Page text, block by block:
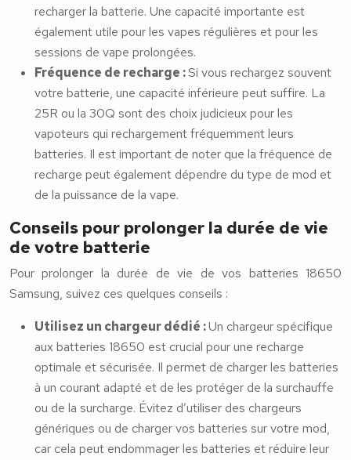
recharger la batterie. Une capacité importante est
également utile pour les vapes régulières et pour les
sessions de vape prolongées.
Fréquence de recharge :Si vous rechargez souvent
votre batterie, une capacité inférieure peut suffire. La
25R ou la 30Q sont des choix judicieux pour les
vapoteurs qui rechargement fréquemment leurs
batteries. Il est important de noter que la fréquence de
recharge peut également dépendre du type de mod et
de la puissance de la vape.
Conseils pour prolonger la durée de vie
de votre batterie
Pour prolonger la durée de vie de vos batteries 18650
Samsung, suivez ces quelques conseils :
Utilisez un chargeur dédié :Un chargeur spécifique
aux batteries 18650 est crucial pour une recharge
optimale et sécurisée. Il permet de charger les batteries
à un courant adapté et de les protéger de la surchauffe
ou de la surcharge. Évitez d’utiliser des chargeurs
génériques ou de charger vos batteries sur votre mod,
car cela peut endommager les batteries et réduire leur